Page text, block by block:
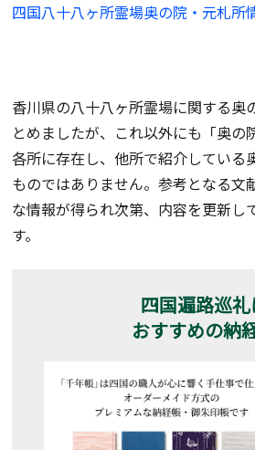
四国八十八ヶ所霊場奥の院・元札所
香川県の八十八ヶ所霊場に関する奥
とめましたが、これ以外にも「奥の
各所に存在し、他所で紹介している
ものではありません。参考となる文
な情報が得られ次第、内容を更新し
す。
四国遍路巡礼
おすすめの納